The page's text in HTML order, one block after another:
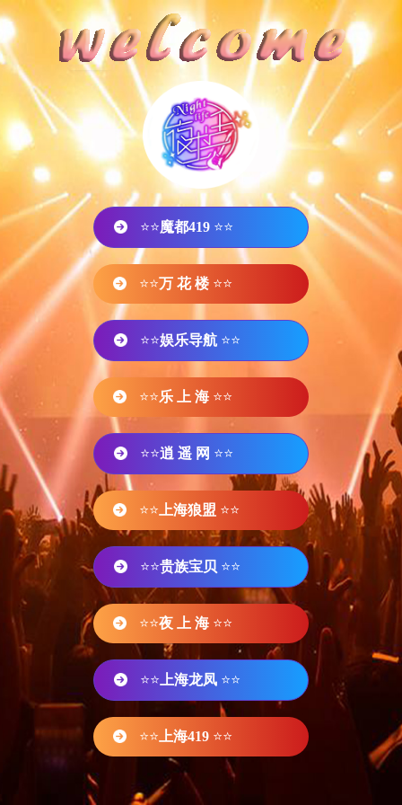
⭐⭐魔都419 ⭐⭐
⭐⭐万 花 楼 ⭐⭐
⭐⭐娱乐导航 ⭐⭐
⭐⭐乐 上 海 ⭐⭐
⭐⭐逍 遥 网 ⭐⭐
⭐⭐ 上海狼盟 ⭐⭐
⭐⭐贵族宝贝 ⭐⭐
⭐⭐夜 上 海 ⭐⭐
⭐⭐ 上海龙凤 ⭐⭐
⭐⭐ 上海419 ⭐⭐